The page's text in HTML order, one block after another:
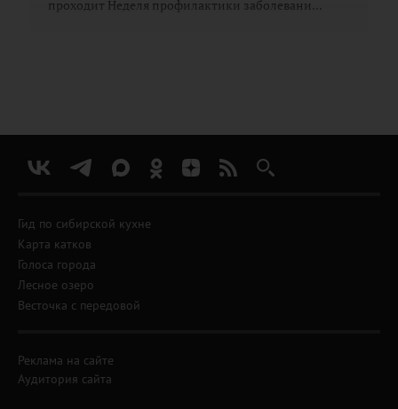
проходит Неделя профилактики заболевани...
Гид по сибирской кухне
Карта катков
Голоса города
Лесное озеро
Весточка с передовой
Реклама на сайте
Аудитория сайта